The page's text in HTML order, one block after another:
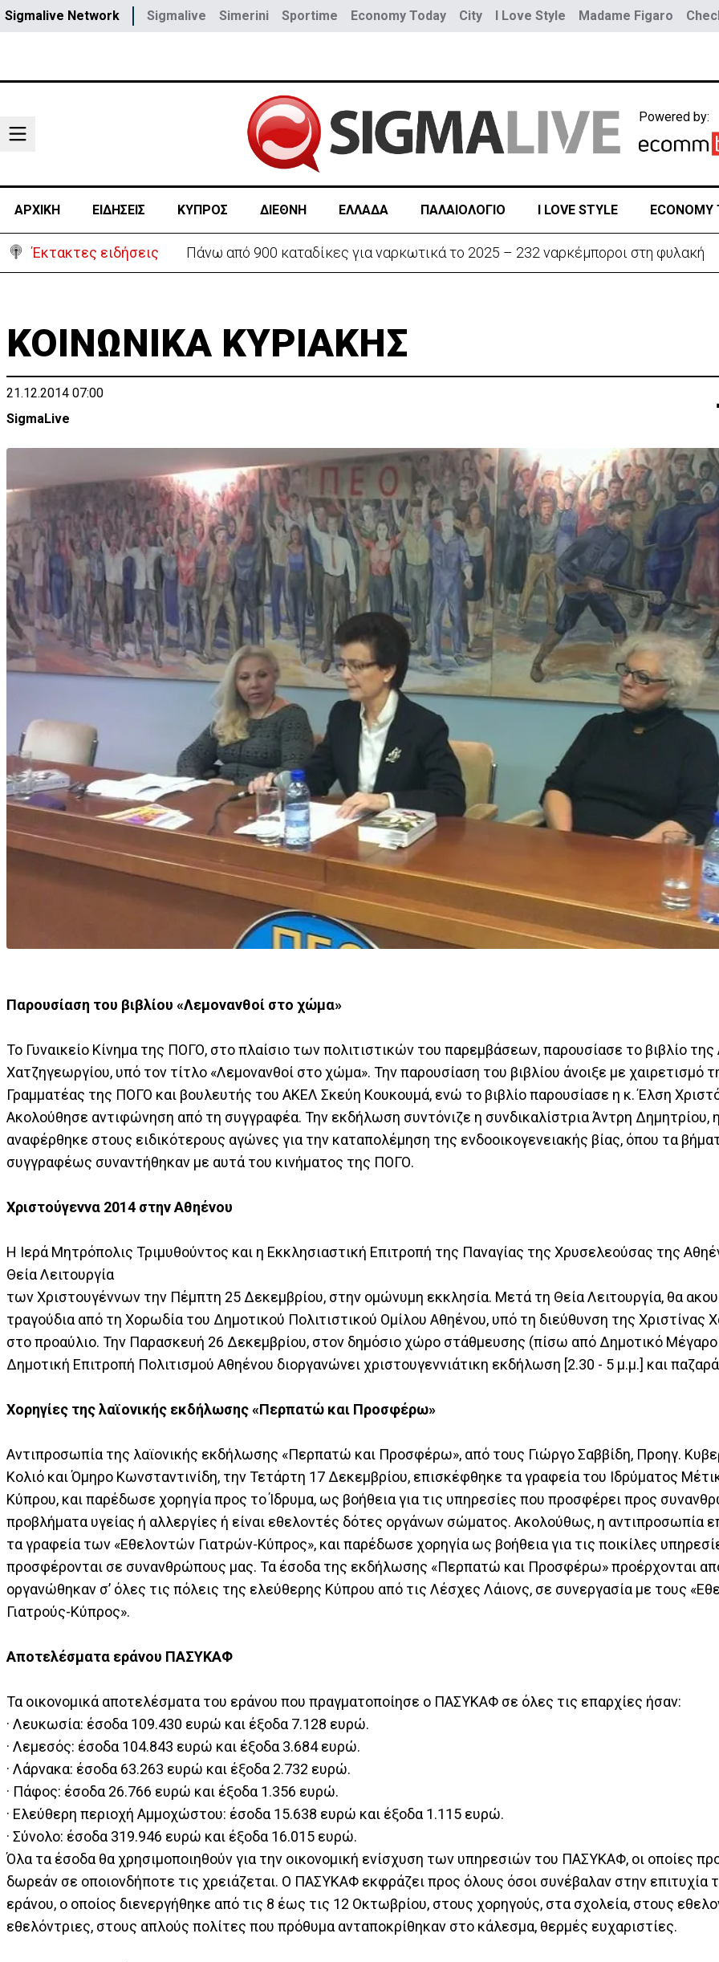
Sigmalive Network Sigmalive Simerini Sportime Economy Today City I Love Style Madame Figaro
Powered by:
ΑΡΧΙΚΗ ΕΙΔΗΣΕΙΣ ΚΥΠΡΟΣ ΔΙΕΘΝΗ ΕΛΛΑΔΑ ΠΑΛΑΙΟΛΟΓΙΟ I LOVE STYLE ECONOMY
Έκτακτες ειδήσεις Πάνω από 900 καταδίκες για ναρκωτικά το 2025 – 232 ναρκέμποροι στη φυλακή
ΚΟΙΝΩΝΙΚΑ ΚΥΡΙΑΚΗΣ
21.12.2014 07:00
SigmaLive
Παρουσίαση του βιβλίου «Λεμονανθοί στο χώμα»
Το Γυναικείο Κίνημα της ΠΟΓΟ, στο πλαίσιο των πολιτιστικών του παρεμβάσεων, παρουσίασε το βιβλίο της
Χατζηγεωργίου, υπό τον τίτλο «Λεμονανθοί στο χώμα». Την παρουσίαση του βιβλίου άνοιξε με χαιρετισμό
Γραμματέας της ΠΟΓΟ και βουλευτής του ΑΚΕΛ Σκεύη Κουκουμά, ενώ το βιβλίο παρουσίασε η κ. Έλση
Ακολούθησε αντιφώνηση από τη συγγραφέα. Την εκδήλωση συντόνιζε η συνδικαλίστρια Άντρη Δημητρίου,
αναφέρθηκε στους ειδικότερους αγώνες για την καταπολέμηση της ενδοοικογενειακής βίας, όπου τα
συγγραφέως συναντήθηκαν με αυτά του κινήματος της ΠΟΓΟ.
Χριστούγεννα 2014 στην Αθηένου
Η Ιερά Μητρόπολις Τριμυθούντος και η Εκκλησιαστική Επιτροπή της Παναγίας της Χρυσελεούσας της
Θεία Λειτουργία
των Χριστουγέννων την Πέμπτη 25 Δεκεμβρίου, στην ομώνυμη εκκλησία. Μετά τη Θεία Λειτουργία, θα
τραγούδια από τη Χορωδία του Δημοτικού Πολιτιστικού Ομίλου Αθηένου, υπό τη διεύθυνση της Χριστίνας
στο προαύλιο. Την Παρασκευή 26 Δεκεμβρίου, στον δημόσιο χώρο στάθμευσης (πίσω από Δημοτικό Μέγαρο
Δημοτική Επιτροπή Πολιτισμού Αθηένου διοργανώνει χριστουγεννιάτικη εκδήλωση [2.30 - 5 μ.μ.] και
Χορηγίες της λαϊονικής εκδήλωσης «Περπατώ και Προσφέρω»
Αντιπροσωπία της λαϊονικής εκδήλωσης «Περπατώ και Προσφέρω», από τους Γιώργο Σαββίδη, Προηγ.
Κολιό και Όμηρο Κωνσταντινίδη, την Τετάρτη 17 Δεκεμβρίου, επισκέφθηκε τα γραφεία του Ιδρύματος
Κύπρου, και παρέδωσε χορηγία προς το Ίδρυμα, ως βοήθεια για τις υπηρεσίες που προσφέρει προς
προβλήματα υγείας ή αλλεργίες ή είναι εθελοντές δότες οργάνων σώματος. Ακολούθως, η αντιπροσωπία
τα γραφεία των «Εθελοντών Γιατρών-Κύπρος», και παρέδωσε χορηγία ως βοήθεια για τις ποικίλες
προσφέρονται σε συνανθρώπους μας. Τα έσοδα της εκδήλωσης «Περπατώ και Προσφέρω» προέρχονται
οργανώθηκαν σ’ όλες τις πόλεις της ελεύθερης Κύπρου από τις Λέσχες Λάιονς, σε συνεργασία με τους
Γιατρούς-Κύπρος».
Αποτελέσματα εράνου ΠΑΣΥΚΑΦ
Τα οικονομικά αποτελέσματα του εράνου που πραγματοποίησε ο ΠΑΣΥΚΑΦ σε όλες τις επαρχίες ήσαν:
· Λευκωσία: έσοδα 109.430 ευρώ και έξοδα 7.128 ευρώ.
· Λεμεσός: έσοδα 104.843 ευρώ και έξοδα 3.684 ευρώ.
· Λάρνακα: έσοδα 63.263 ευρώ και έξοδα 2.732 ευρώ.
· Πάφος: έσοδα 26.766 ευρώ και έξοδα 1.356 ευρώ.
· Ελεύθερη περιοχή Αμμοχώστου: έσοδα 15.638 ευρώ και έξοδα 1.115 ευρώ.
· Σύνολο: έσοδα 319.946 ευρώ και έξοδα 16.015 ευρώ.
Όλα τα έσοδα θα χρησιμοποιηθούν για την οικονομική ενίσχυση των υπηρεσιών του ΠΑΣΥΚΑΦ, οι οποίες
δωρεάν σε οποιονδήποτε τις χρειάζεται. Ο ΠΑΣΥΚΑΦ εκφράζει προς όλους όσοι συνέβαλαν στην επιτυχία
εράνου, ο οποίος διενεργήθηκε από τις 8 έως τις 12 Οκτωβρίου, στους χορηγούς, στα σχολεία, στους
εθελόντριες, στους απλούς πολίτες που πρόθυμα ανταποκρίθηκαν στο κάλεσμα, θερμές ευχαριστίες.